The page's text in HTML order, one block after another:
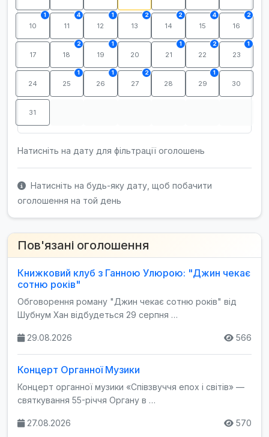
10
1
11
4
12
1
13
2
14
2
15
4
16
2
17 18
2
19
1
20 21
1
22
2
23
1
24 25
1
26
1
27
2
28 29
1
30
31
Натисніть на дату для фільтрації оголошень
Натисніть на будь-яку дату, щоб побачити
оголошення на той день
Пов'язані оголошення
Книжковий клуб з Ганною Улюрою: "Джин чекає
сотню років"
Обговорення роману "Джин чекає сотню років" від
Шубнум Хан відбудеться 29 серпня …
29.08.2026 566
Концерт Органної Музики
Концерт органної музики «Співзвуччя епох і світів» —
святкування 55-річчя Органу в …
27.08.2026 570